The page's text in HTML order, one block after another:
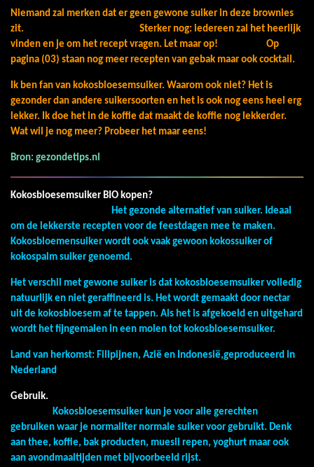
Niemand zal merken dat er geen gewone suiker in deze brownies
zit. Sterker nog: iedereen zal het heerlijk
vinden en je om het recept vragen. Let maar op! Op
pagina (03) staan nog meer recepten van gebak maar ook cocktail.
Ik ben fan van kokosbloesemsuiker. Waarom ook niet? Het is
gezonder dan andere suikersoorten en het is ook nog eens heel erg
lekker. Ik doe het in de koffie dat maakt de koffie nog lekkerder.
Wat wil je nog meer? Probeer het maar eens!
Bron: gezondetips.nl
Kokosbloesemsuiker BIO kopen?
Het gezonde alternatief van suiker. Ideaal
om de lekkerste recepten voor de feestdagen mee te maken.
Kokosbloemensuiker wordt ook vaak gewoon kokossuiker of
kokospalm suiker genoemd.
Het verschil met gewone suiker is dat kokosbloesemsuiker volledig
natuurlijk en niet geraffineerd is. Het wordt gemaakt door nectar
uit de kokosbloesem af te tappen. Als het is afgekoeld en uitgehard
wordt het fijngemalen in een molen tot kokosbloesemsuiker.
Land van herkomst: Filipijnen, Azië en Indonesië,geproduceerd in
Nederland
Gebruik.
Kokosbloesemsuiker kun je voor alle gerechten
gebruiken waar je normaliter normale suiker voor gebruikt. Denk
aan thee, koffie, bak producten, muesli repen, yoghurt maar ook
aan avondmaaltijden met bijvoorbeeld rijst.